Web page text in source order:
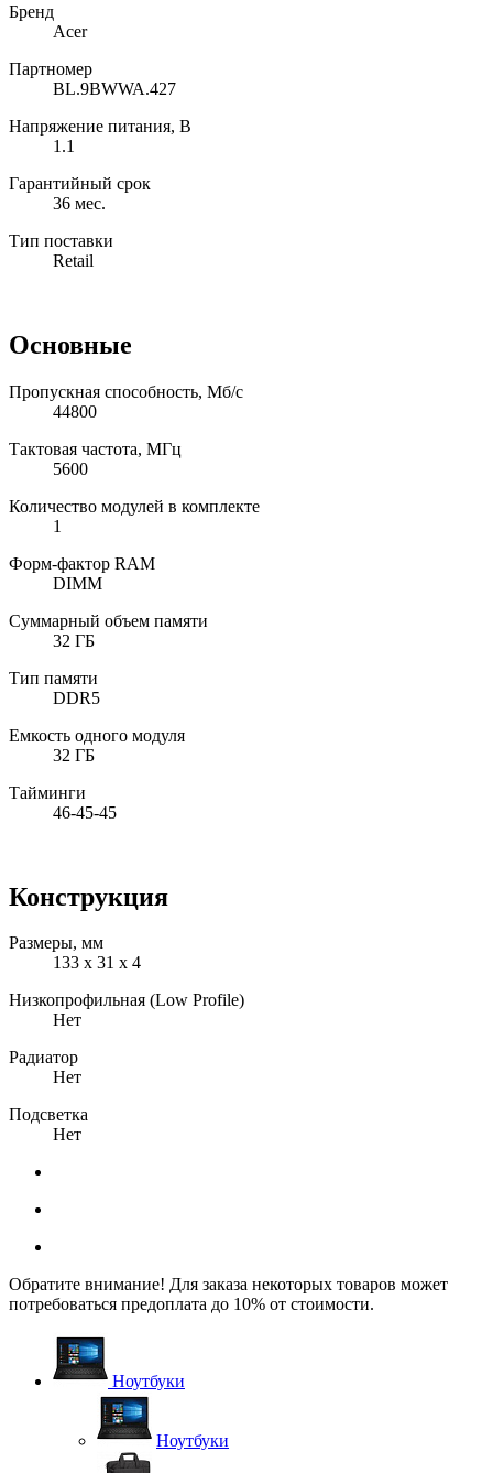
Бренд
Acer
Партномер
BL.9BWWA.427
Напряжение питания, В
1.1
Гарантийный срок
36 мес.
Тип поставки
Retail
Основные
Пропускная способность, Мб/с
44800
Тактовая частота, МГц
5600
Количество модулей в комплекте
1
Форм-фактор RAM
DIMM
Суммарный объем памяти
32 ГБ
Тип памяти
DDR5
Емкость одного модуля
32 ГБ
Тайминги
46-45-45
Конструкция
Размеры, мм
133 x 31 x 4
Низкопрофильная (Low Profile)
Нет
Радиатор
Нет
Подсветка
Нет
Обратите внимание! Для заказа некоторых товаров может
потребоваться предоплата до 10% от стоимости.
Ноутбуки
Ноутбуки